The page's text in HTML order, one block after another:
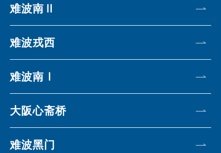
难波南Ⅱ
难波戎西
难波南Ⅰ
大阪心斋桥
难波黑门